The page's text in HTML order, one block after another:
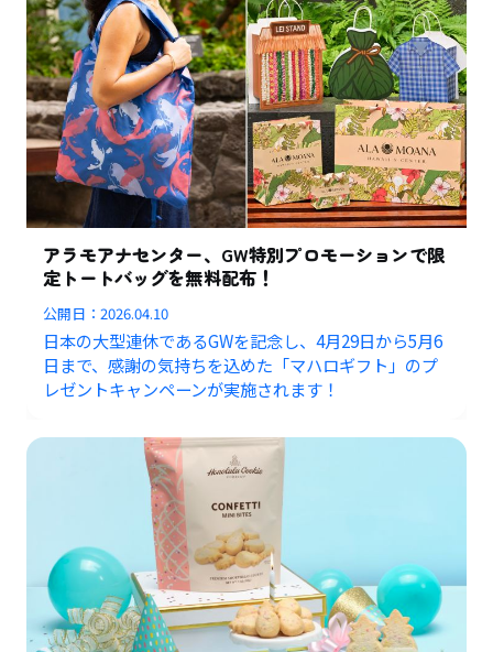
アラモアナセンター、GW特別プロモーションで限
定トートバッグを無料配布！
公開日：2026.04.10
日本の大型連休であるGWを記念し、4月29日から5月6
日まで、感謝の気持ちを込めた「マハロギフト」のプ
レゼントキャンペーンが実施されます！